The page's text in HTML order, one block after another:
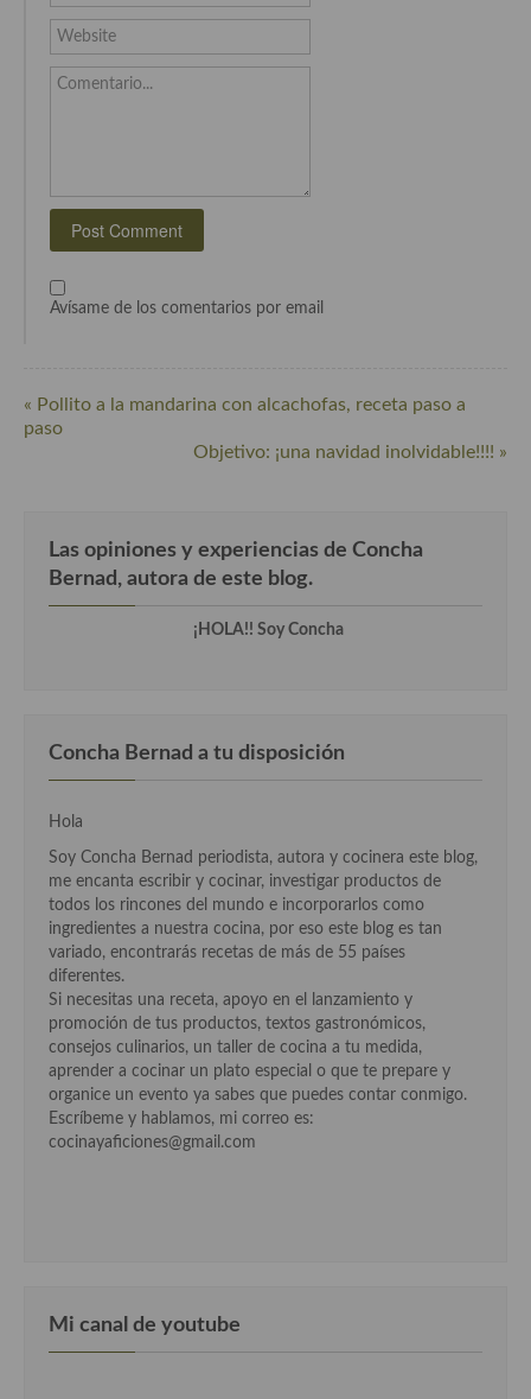
Cocina Tailandesa
Cocina Japonesa
Cocina Coreana
Cocina HIndú
Cocina China
Cocina de Hawái
Cocina Sudafrinaca
Cocina fusión
Cocinas de España
Cocina Andaluza
Cocina Aragonesa
Cocina Asturiana
Cocina Balear
Cocina Canaria
Cocina Castellana
Website
Comentario...
Avísame de los comentarios por email
« Pollito a la mandarina con alcachofas, receta paso a
paso
Objetivo: ¡una navidad inolvidable!!!! »
Las opiniones y experiencias de Concha
Bernad, autora de este blog.
¡HOLA!! Soy Concha
Concha Bernad a tu disposición
Hola
Soy Concha Bernad periodista, autora y cocinera este blog,
me encanta escribir y cocinar, investigar productos de
todos los rincones del mundo e incorporarlos como
ingredientes a nuestra cocina, por eso este blog es tan
variado, encontrarás recetas de más de 55 países
diferentes.
Si necesitas una receta, apoyo en el lanzamiento y
promoción de tus productos, textos gastronómicos,
consejos culinarios, un taller de cocina a tu medida,
aprender a cocinar un plato especial o que te prepare y
organice un evento ya sabes que puedes contar conmigo.
Escríbeme y hablamos, mi correo es:
cocinayaficiones@gmail.com
Mi canal de youtube